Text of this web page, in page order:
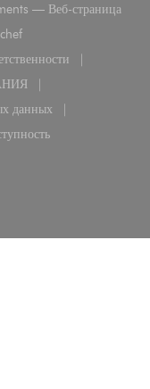
— Веб-страница
((открывается в новом
в новом окне))
в новом окне))
данных
в новом окне))
новом окне))